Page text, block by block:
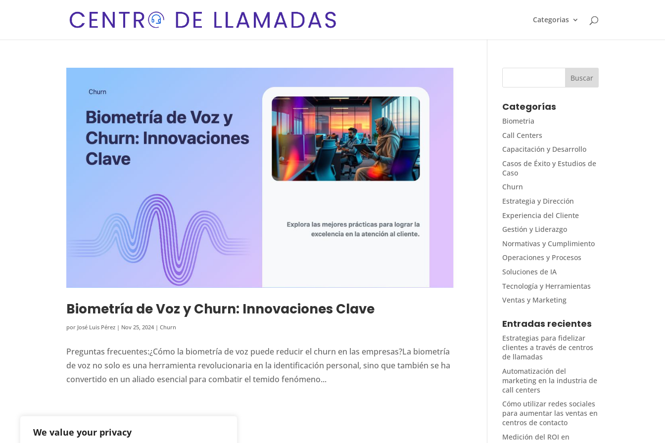
We value your privacy
Categorias
Biometría de Voz y Churn: Innovaciones Clave
por José Luis Pérez | Nov 25, 2024 |Churn
Preguntas frecuentes:¿Cómo la biometría de voz puede reducir el churn en las empresas?La biometría
de voz no solo es una herramienta revolucionaria en la identificación personal, sino que también se ha
convertido en un aliado esencial para combatir el temido fenómeno...
Categorías
Biometria
Call Centers
Capacitación y Desarrollo
Casos de Éxito y Estudios de
Caso
Churn
Estrategia y Dirección
Experiencia del Cliente
Gestión y Liderazgo
Normativas y Cumplimiento
Operaciones y Procesos
Soluciones de IA
Tecnología y Herramientas
Ventas y Marketing
Entradas recientes
Estrategias para fidelizar
clientes a través de centros
de llamadas
Automatización del
marketing en la industria de
call centers
Cómo utilizar redes sociales
para aumentar las ventas en
centros de contacto
Medición del ROI en